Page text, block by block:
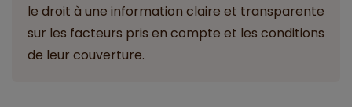
le droit à une information claire et transparente
sur les facteurs pris en compte et les conditions
de leur couverture.